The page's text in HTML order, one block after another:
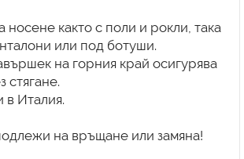
носене както с поли и рокли, така
или под ботуши.
на горния край осигурява
стягане.
в Италия.
на връщане или замяна!